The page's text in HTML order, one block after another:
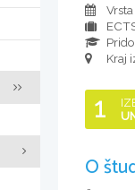
Kraj
1
O